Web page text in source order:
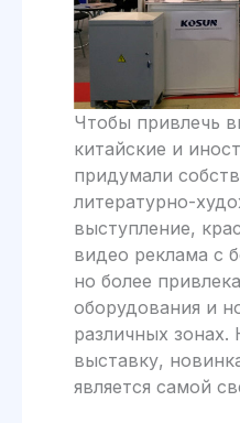
Чтобы привлечь
китайские и
придумали
литературно-
выступление,
видео реклама с
но более
оборудования и
различных зонах.
выставку,
является самой